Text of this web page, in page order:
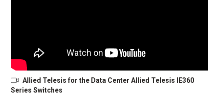
Allied Telesis for the Data Center Allied Telesis IE360
Series Switches